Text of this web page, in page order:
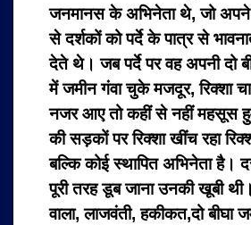
जनमानस के अभिनेता थे, जो
से दर्शकों को पर्दे के पात्र से
देते थे। जब पर्दे पर वह अपनी दो
में जमीन गंवा चुके मजदूर, रिक्शा
नजर आए तो कहीं से नहीं महसूस
की सड़कों पर रिक्शा खींच रहा
बल्कि कोई स्थापित अभिनेता है।
पूरी तरह डूब जाना उनकी खूबी
वाला, लाजवंती, हकीकत,दो बीघा